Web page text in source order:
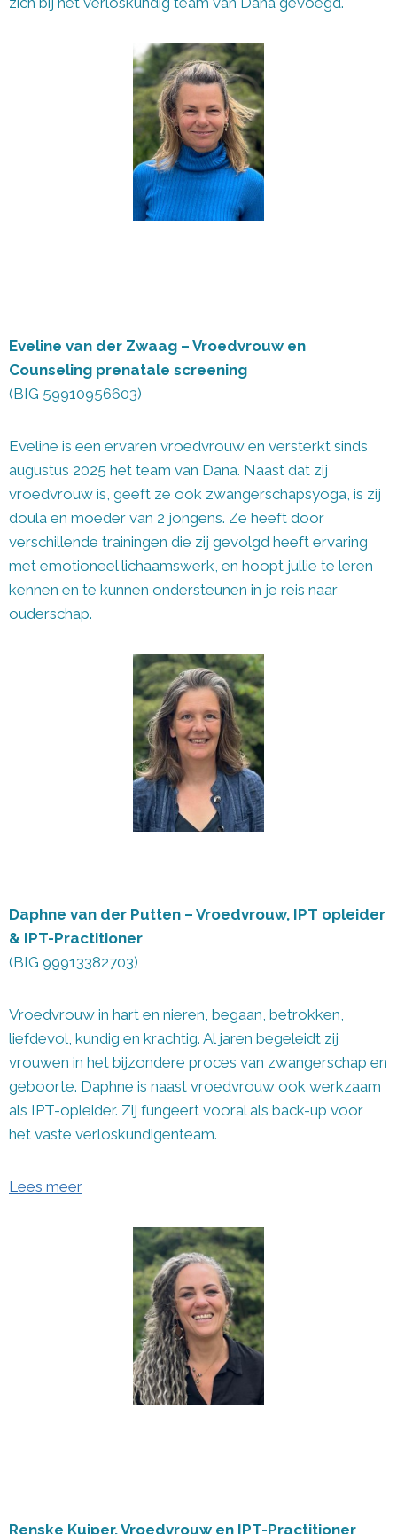
Eveline van der Zwaag – Vroedvrouw en
Counseling prenatale screening
(BIG 59910956603)
Eveline is een ervaren vroedvrouw en versterkt sinds
augustus 2025 het team van Dana. Naast dat zij
vroedvrouw is, geeft ze ook zwangerschapsyoga, is zij
doula en moeder van 2 jongens. Ze heeft door
verschillende trainingen die zij gevolgd heeft ervaring
met emotioneel lichaamswerk, en hoopt jullie te leren
kennen en te kunnen ondersteunen in je reis naar
ouderschap.
Daphne van der Putten – Vroedvrouw, IPT opleider
& IPT-Practitioner
(BIG 99913382703)
Vroedvrouw in hart en nieren, begaan, betrokken,
liefdevol, kundig en krachtig. Al jaren begeleidt zij
vrouwen in het bijzondere proces van zwangerschap en
geboorte. Daphne is naast vroedvrouw ook werkzaam
als IPT-opleider. Zij fungeert vooral als back-up voor
het vaste verloskundigenteam.
Lees meer
Renske Kuiper, Vroedvrouw en IPT-Practitioner